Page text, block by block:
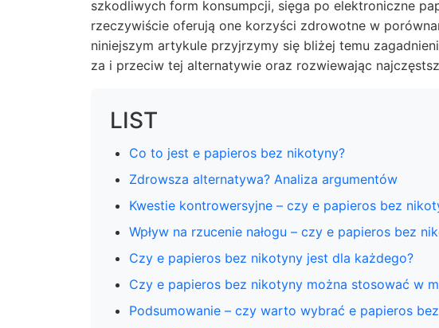
szkodliwych form konsumpcji, sięga po elektroniczne
rzeczywiście oferują one korzyści zdrowotne w
niniejszym artykule przyjrzymy się bliżej temu
za i przeciw tej alternatywie oraz rozwiewając
LIST
Co to jest e papieros bez nikotyny?
Zdrowsza alternatywa? Analiza argumentów
Kwestie kontrowersyjne – czy e papieros bez
Wpływ na rzucenie nałogu – czy e papieros bez
Czy e papieros bez nikotyny jest dla każdego?
Czy e papieros bez nikotyny można stosować w
Podsumowanie – czy warto wybrać e papieros